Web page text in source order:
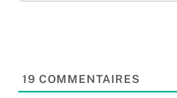
19 COMMENTAIRES